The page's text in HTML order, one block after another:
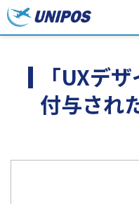
「UXデ
付与され